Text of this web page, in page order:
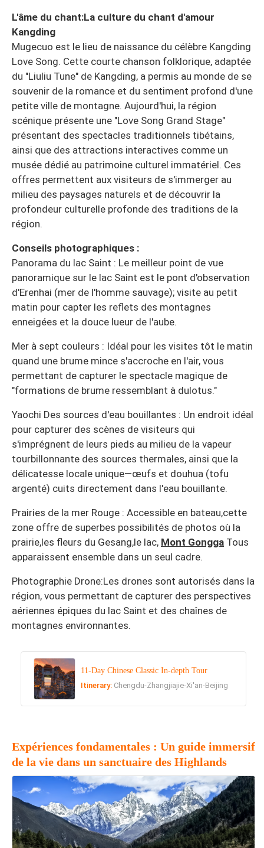
L'âme du chant:La culture du chant d'amour
Kangding
Mugecuo est le lieu de naissance du célèbre Kangding
Love Song. Cette courte chanson folklorique, adaptée
du "Liuliu Tune" de Kangding, a permis au monde de se
souvenir de la romance et du sentiment profond d'une
petite ville de montagne. Aujourd'hui, la région
scénique présente une "Love Song Grand Stage"
présentant des spectacles traditionnels tibétains,
ainsi que des attractions interactives comme un
musée dédié au patrimoine culturel immatériel. Ces
offres permettent aux visiteurs de s'immerger au
milieu des paysages naturels et de découvrir la
profondeur culturelle profonde des traditions de la
région.
Conseils photographiques :
Panorama du lac Saint : Le meilleur point de vue
panoramique sur le lac Saint est le pont d'observation
d'Erenhai (mer de l'homme sauvage); visite au petit
matin pour capter les reflets des montagnes
enneigées et la douce lueur de l'aube.
Mer à sept couleurs : Idéal pour les visites tôt le matin
quand une brume mince s'accroche en l'air, vous
permettant de capturer le spectacle magique de
"formations de brume ressemblant à dulotus."
Yaochi Des sources d'eau bouillantes : Un endroit idéal
pour capturer des scènes de visiteurs qui
s'imprégnent de leurs pieds au milieu de la vapeur
tourbillonnante des sources thermales, ainsi que la
délicatesse locale unique—œufs et douhua (tofu
argenté) cuits directement dans l'eau bouillante.
Prairies de la mer Rouge : Accessible en bateau,cette
zone offre de superbes possibilités de photos où la
prairie,les fleurs du Gesang,le lac, Mont Gongga Tous
apparaissent ensemble dans un seul cadre.
Photographie Drone:Les drones sont autorisés dans la
région, vous permettant de capturer des perspectives
aériennes épiques du lac Saint et des chaînes de
montagnes environnantes.
11-Day Chinese Classic In-depth Tour
Itinerary: Chengdu-Zhangjiajie-Xi'an-Beijing
Expériences fondamentales : Un guide immersif
de la vie dans un sanctuaire des Highlands